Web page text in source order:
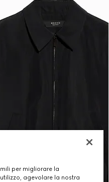
per migliorare la
agevolare la nostra